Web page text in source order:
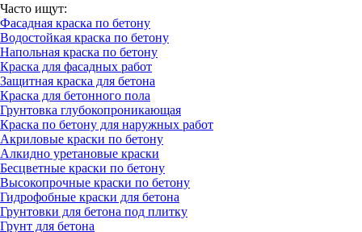
Часто ищут:
Фасадная краска по бетону
Водостойкая краска по бетону
Напольная краска по бетону
Краска для фасадных работ
Защитная краска для бетона
Краска для бетонного пола
Грунтовка глубокопроникающая
Краска по бетону для наружных работ
Акриловые краски по бетону
Алкидно уретановые краски
Бесцветные краски по бетону
Высокопрочные краски по бетону
Гидрофобные краски для бетона
Грунтовки для бетона под плитку
Грунт для бетона